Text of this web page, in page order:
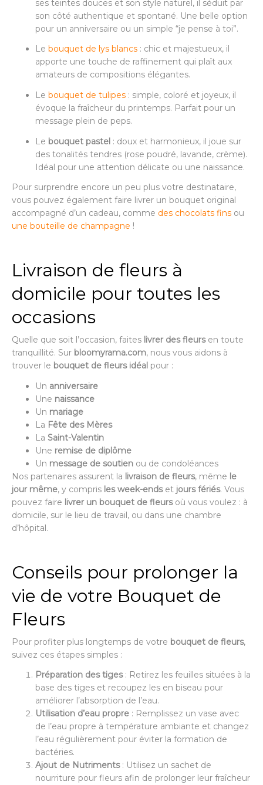
ses teintes douces et son style naturel, il séduit par
son côté authentique et spontané. Une belle option
pour un anniversaire ou un simple “je pense à toi”.
Le bouquet de lys blancs : chic et majestueux, il
apporte une touche de raffinement qui plaît aux
amateurs de compositions élégantes.
Le bouquet de tulipes : simple, coloré et joyeux, il
évoque la fraîcheur du printemps. Parfait pour un
message plein de peps.
Le bouquet pastel : doux et harmonieux, il joue sur
des tonalités tendres (rose poudré, lavande, crème).
Idéal pour une attention délicate ou une naissance.
Pour surprendre encore un peu plus votre destinataire,
vous pouvez également faire livrer un bouquet original
accompagné d’un cadeau, comme des chocolats fins ou
une bouteille de champagne !
Livraison de fleurs à
domicile pour toutes les
occasions
Quelle que soit l’occasion, faites livrer des fleursen toute
tranquillité. Sur bloomyrama.com, nous vous aidons à
trouver le bouquet de fleurs idéal pour :
Un anniversaire
Une naissance
Un mariage
La Fête des Mères
La Saint-Valentin
Une remise de diplôme
Un message de soutien ou de condoléances
Nos partenaires assurent la livraison de fleurs, même le
jour même, y compris les week-endset jours fériés. Vous
pouvez faire livrer un bouquet de fleursoù vous voulez : à
domicile, sur le lieu de travail, ou dans une chambre
d’hôpital.
Conseils pour prolonger la
vie de votre Bouquet de
Fleurs
Pour profiter plus longtemps de votre bouquet de fleurs,
suivez ces étapes simples :
Préparation des tiges: Retirez les feuilles situées à la
base des tiges et recoupez les en biseau pour
améliorer l’absorption de l’eau.
Utilisation d’eau propre : Remplissez un vase avec
de l’eau propre à température ambiante et changez
l’eau régulièrement pour éviter la formation de
bactéries.
Ajout de Nutriments: Utilisez un sachet de
nourriture pour fleurs afin de prolonger leur fraîcheur